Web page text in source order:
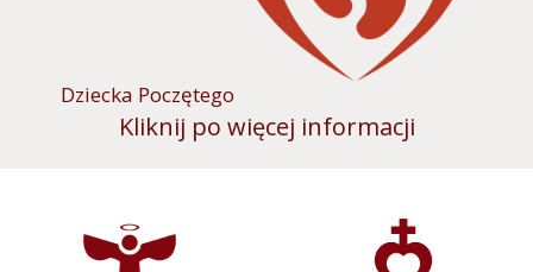
Dziecka Poczętego
Kliknij po więcej informacji